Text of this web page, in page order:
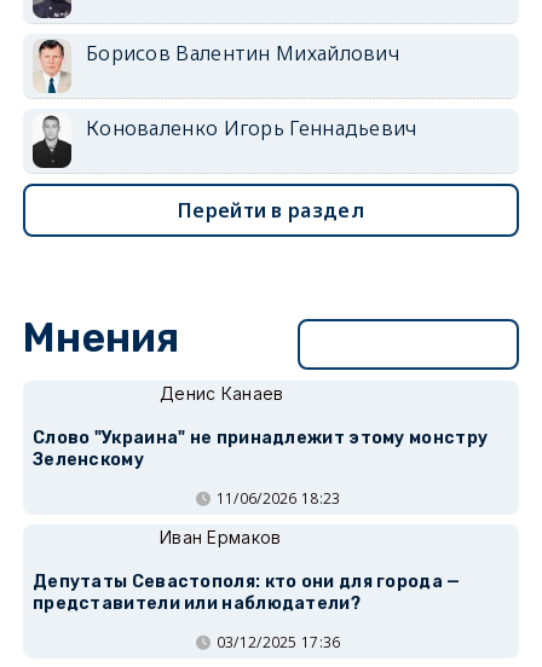
Борисов Валентин Михайлович
Коноваленко Игорь Геннадьевич
Перейти в раздел
Мнения
Денис Канаев
Слово "Украина" не принадлежит этому монстру
Зеленскому
11/06/2026 18:23
Иван Ермаков
Депутаты Севастополя: кто они для города —
представители или наблюдатели?
03/12/2025 17:36